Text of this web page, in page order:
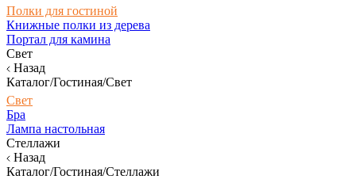
Полки для гостиной
Книжные полки из дерева
Портал для камина
Свет
Назад
Каталог/Гостиная/Свет
Свет
Бра
Лампа настольная
Стеллажи
Назад
Каталог/Гостиная/Стеллажи